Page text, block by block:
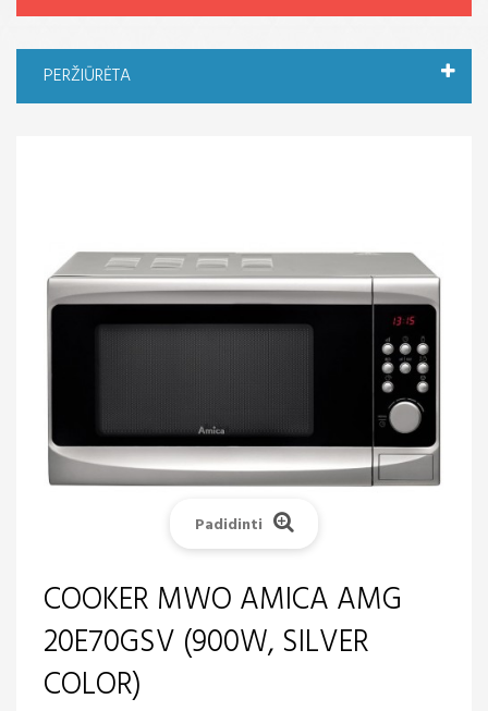
PERŽIŪRĖTA
Padidinti
COOKER MWO AMICA AMG
20E70GSV (900W, SILVER
COLOR)